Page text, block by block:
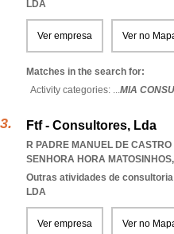
LDA
Ver empresa Ver no
Matches in the search for:
Activity categories: ...MIA
Ftf - Consultores, Lda
R PADRE MANUEL DE
SENHORA HORA MATOSINHOS,
Outras atividades de
LDA
Ver empresa Ver no